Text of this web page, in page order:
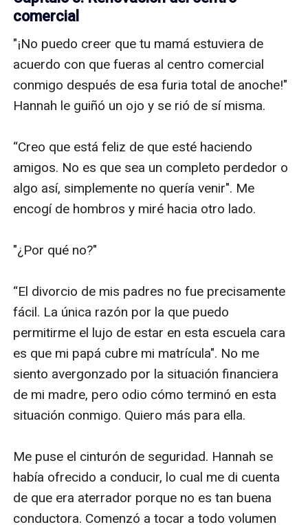
comercial
"¡No puedo creer que tu mamá estuviera de
acuerdo con que fueras al centro comercial
conmigo después de esa furia total de anoche!"
Hannah le guiñó un ojo y se rió de sí misma.
“Creo que está feliz de que esté haciendo
amigos. No es que sea un completo perdedor o
algo así, simplemente no quería venir". Me
encogí de hombros y miré hacia otro lado.
"¿Por qué no?"
“El divorcio de mis padres no fue precisamente
fácil. La única razón por la que puedo
permitirme el lujo de estar en esta escuela cara
es que mi papá cubre mi matrícula". No me
siento avergonzado por la situación financiera
de mi madre, pero odio cómo terminó en esta
situación conmigo. Quiero más para ella.
Me puse el cinturón de seguridad. Hannah se
había ofrecido a conducir, lo cual me di cuenta
de que era aterrador porque no es tan buena
conductora. Comenzó a tocar a todo volumen